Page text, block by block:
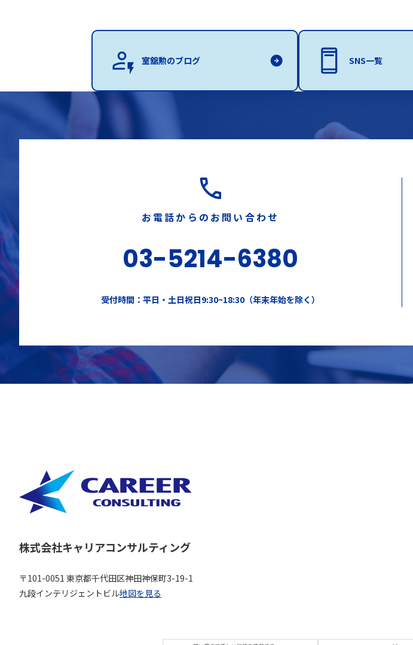
室舘勲のブログ SNS一覧
お電話からのお問い合わせ
03-5214-6380
受付時間：平日・土日祝日9:30~18:30（年末年始を除く）
株式会社キャリアコンサルティング
〒101-0051 東京都千代田区神田神保町3-19-1
九段インテリジェントビル地図を見る